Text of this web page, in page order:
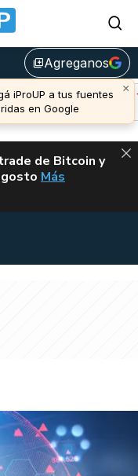
library_addAgreganos
(-3,85%)
6,44
de Bitcoin y
VUELVE EL
Más